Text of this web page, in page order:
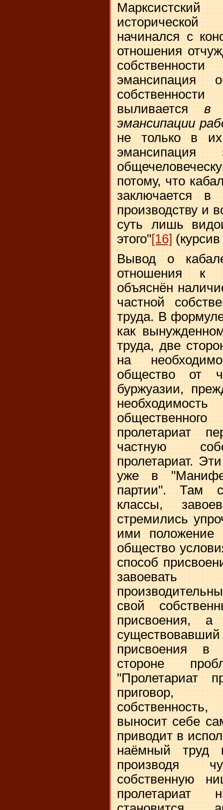
начинался с
отношения
эмансипация
выливается в
эмансипации
не только в
потому, что
заключается в
производству и
суть лишь
этого"[16]
Вывод о
отношения к
объяснён
частной
труда. В
как
труда, две
на
общество от
буржуазии,
пролетариат
частную
пролетариат.
уже в
партии". Там
классы,
стремились
ими положение
общество
способ
свой
присвоения,
присвоения в
стороне
"Пролетариат
приговор,
собственность,
выносит себе
приводит в
наёмный труд
производя
собственную